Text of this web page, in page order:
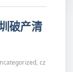
破产清
cz